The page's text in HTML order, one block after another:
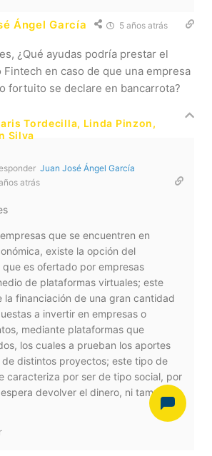
Ángel García 5 años atrás
¿Qué ayudas podría prestar el
en caso de que una empresa
fortuito se declare en bancarrota?
Tordecilla, Linda Pinzon,
Silva
Juan José Ángel García
atrás
que se encuentren en
existe la opción del
es ofertado por empresas
de plataformas virtuales; este
la financiación de una gran cantidad
a invertir en empresas o
mediante plataformas que
los cuales a prueban los aportes
distintos proyectos; este tipo de
caracteriza por ser de tipo social, por
devolver el dinero, ni tampoco